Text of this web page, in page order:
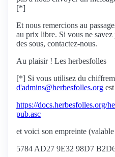
[*]
Et nous remercions au
au prix libre. Si vous ne savez
des sous, contactez-nous.
Au plaisir ! Les herbesfolles
[*] Si vous utilisez du
d'admins@herbesfolles.org
https://docs.herbesfolles.org/
pub.asc
et voici son empreinte
5784 AD27 9E32 98D7